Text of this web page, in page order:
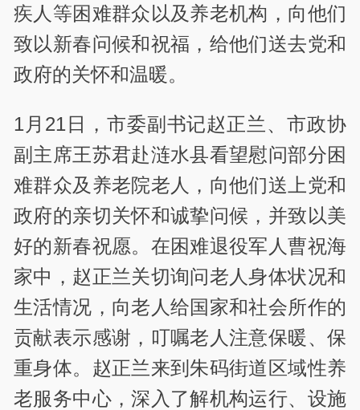
疾人等困难群众以及养老机构，向他们
致以新春问候和祝福，给他们送去党和
政府的关怀和温暖。
1月21日，市委副书记赵正兰、市政协
副主席王苏君赴涟水县看望慰问部分困
难群众及养老院老人，向他们送上党和
政府的亲切关怀和诚挚问候，并致以美
好的新春祝愿。在困难退役军人曹祝海
家中，赵正兰关切询问老人身体状况和
生活情况，向老人给国家和社会所作的
贡献表示感谢，叮嘱老人注意保暖、保
重身体。赵正兰来到朱码街道区域性养
老服务中心，深入了解机构运行、设施